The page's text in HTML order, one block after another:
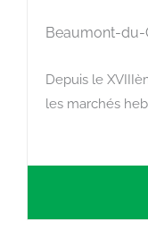
Beaumont-du-
Depuis le
les marchés